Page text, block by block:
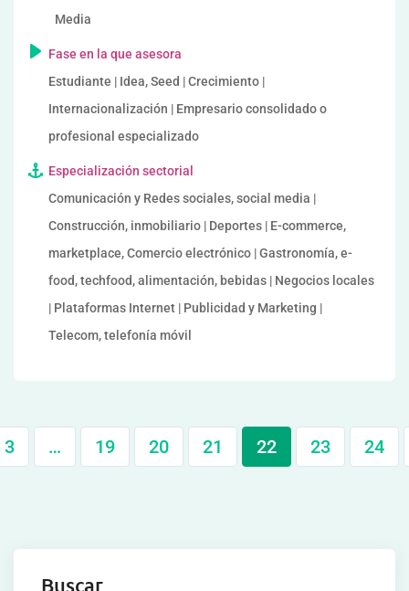
Media
Fase en la que asesora
Estudiante | Idea, Seed | Crecimiento |
Internacionalización | Empresario consolidado o
profesional especializado
Especialización sectorial
Comunicación y Redes sociales, social media |
Construcción, inmobiliario | Deportes | E-commerce,
marketplace, Comercio electrónico | Gastronomía, e-
food, techfood, alimentación, bebidas | Negocios locales
| Plataformas Internet | Publicidad y Marketing |
Telecom, telefonía móvil
3 … 19 20 21 22 23 24
Buscar